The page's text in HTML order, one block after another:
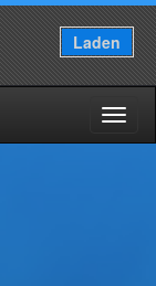
Laden